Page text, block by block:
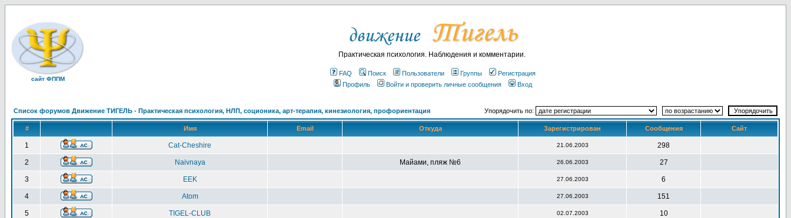
сайт ФППМ
Практическая психология. Наблюдения и комментарии.
FAQ Поиск Пользователи Группы
Регистрация
Профиль
Войти и проверить личные сообщения Вход
Список форумов Движение ТИГЕЛЬ - Практическая психология, НЛП, соционика, арт-терапия, кинезиология, профориентация Упорядочить по:
# Имя Email Откуда Зарегистрирован Сообщения Сайт
1 Cat-Cheshire 21.06.2003 298
2 Naivnaya Майами, пляж №6 26.06.2003 27
3 EEK 27.06.2003 6
4 Atom 27.06.2003 151
5 TIGEL-CLUB 02.07.2003 10